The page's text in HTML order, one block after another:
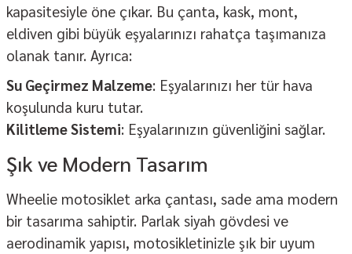
kapasitesiyle öne çıkar. Bu çanta, kask, mont,
eldiven gibi büyük eşyalarınızı rahatça taşımanıza
olanak tanır. Ayrıca:
Su Geçirmez Malzeme: Eşyalarınızı her tür hava
koşulunda kuru tutar.
Kilitleme Sistemi: Eşyalarınızın güvenliğini sağlar.
Şık ve Modern Tasarım
Wheelie motosiklet arka çantası, sade ama modern
bir tasarıma sahiptir. Parlak siyah gövdesi ve
aerodinamik yapısı, motosikletinizle şık bir uyum